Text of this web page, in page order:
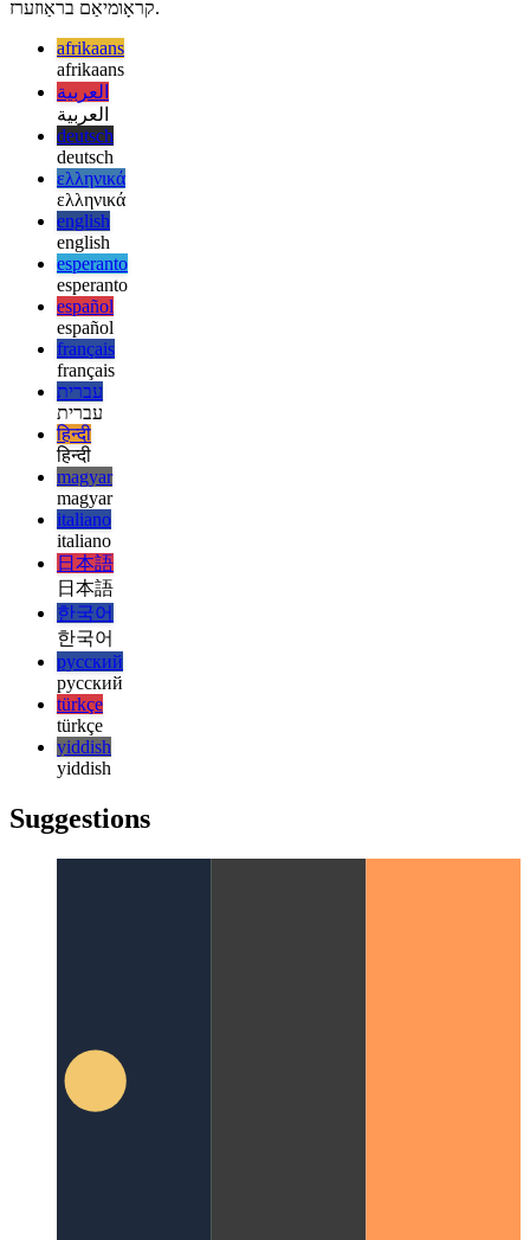
יקספּערמענאַל נייַ פֿעיִקייטן, בלויז בנימצא הינטער אַ שטריך פאָן אין
afrikaans
afrikaans
العربية
العربية
deutsch
deutsch
ελληνικά
ελληνικά
english
english
esperanto
esperanto
español
español
français
français
עברית
עברית
हिन्दी
हिन्दी
magyar
magyar
italiano
italiano
日本語
日本語
한국어
한국어
русский
русский
türkçe
türkçe
yiddish
yiddish